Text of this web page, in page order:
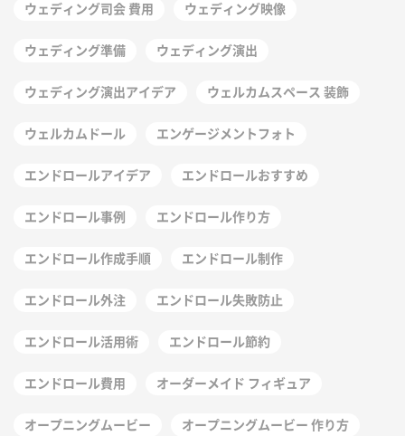
ウェディング司会 費用 ウェディング映像
ウェディング準備 ウェディング演出
ウェディング演出アイデア ウェルカムスペース 装飾
ウェルカムドール エンゲージメントフォト
エンドロールアイデア エンドロールおすすめ
エンドロール事例 エンドロール作り方
エンドロール作成手順 エンドロール制作
エンドロール外注 エンドロール失敗防止
エンドロール活用術 エンドロール節約
エンドロール費用 オーダーメイド フィギュア
オープニングムービー オープニングムービー 作り方